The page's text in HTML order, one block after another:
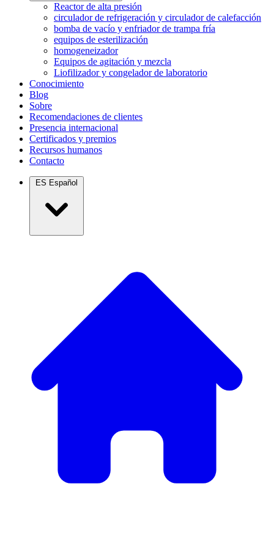
Reactor de alta presión
circulador de refrigeración y circulador de calefacción
bomba de vacío y enfriador de trampa fría
equipos de esterilización
homogeneizador
Equipos de agitación y mezcla
Liofilizador y congelador de laboratorio
Conocimiento
Blog
Sobre
Recomendaciones de clientes
Presencia internacional
Certificados y premios
Recursos humanos
Contacto
ES Español